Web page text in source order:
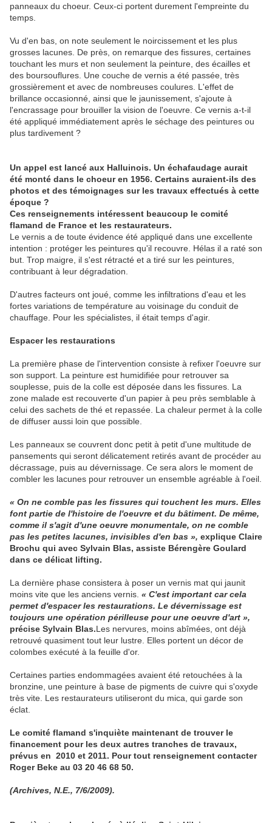
panneaux du choeur. Ceux-ci portent durement l'empreinte du
temps.
Vu d'en bas, on note seulement le noircissement et les plus
grosses lacunes. De près, on remarque des fissures, certaines
touchant les murs et non seulement la peinture, des écailles et
des boursouflures. Une couche de vernis a été passée, très
grossièrement et avec de nombreuses coulures. L'effet de
brillance occasionné, ainsi que le jaunissement, s'ajoute à
l'encrassage pour brouiller la vision de l'oeuvre. Ce vernis a-t-il
été appliqué immédiatement après le séchage des peintures ou
plus tardivement ?
Un appel est lancé aux Halluinois. Un échafaudage aurait
été monté dans le choeur en 1956. Certains auraient-ils des
photos et des témoignages sur les travaux effectués à cette
époque ?
Ces renseignements intéressent beaucoup le comité
flamand de France et les restaurateurs.
Le vernis a de toute évidence été appliqué dans une excellente
intention : protéger les peintures qu'il recouvre. Hélas il a raté son
but. Trop maigre, il s'est rétracté et a tiré sur les peintures,
contribuant à leur dégradation.
D'autres facteurs ont joué, comme les infiltrations d'eau et les
fortes variations de température au voisinage du conduit de
chauffage. Pour les spécialistes, il était temps d'agir.
Espacer les restaurations
La première phase de l'intervention consiste à refixer l'oeuvre sur
son support. La peinture est humidifiée pour retrouver sa
souplesse, puis de la colle est déposée dans les fissures. La
zone malade est recouverte d'un papier à peu près semblable à
celui des sachets de thé et repassée. La chaleur permet à la colle
de diffuser aussi loin que possible.
Les panneaux se couvrent donc petit à petit d'une multitude de
pansements qui seront délicatement retirés avant de procéder au
décrassage, puis au dévernissage. Ce sera alors le moment de
combler les lacunes pour retrouver un ensemble agréable à l'oeil.
« On ne comble pas les fissures qui touchent les murs. Elles
font partie de l'histoire de l'oeuvre et du bâtiment. De même,
comme il s'agit d'une oeuvre monumentale, on ne comble
pas les petites lacunes, invisibles d'en bas », explique Claire
Brochu qui avec Sylvain Blas, assiste Bérengère Goulard
dans ce délicat lifting.
La dernière phase consistera à poser un vernis mat qui jaunit
moins vite que les anciens vernis. « C'est important car cela
permet d'espacer les restaurations. Le dévernissage est
toujours une opération périlleuse pour une oeuvre d'art »,
précise Sylvain Blas.Les nervures, moins abîmées, ont déjà
retrouvé quasiment tout leur lustre. Elles portent un décor de
colombes exécuté à la feuille d'or.
Certaines parties endommagées avaient été retouchées à la
bronzine, une peinture à base de pigments de cuivre qui s'oxyde
très vite. Les restaurateurs utiliseront du mica, qui garde son
éclat.
Le comité flamand s'inquiète maintenant de trouver le
financement pour les deux autres tranches de travaux,
prévus en 2010 et 2011. Pour tout renseignement contacter
Roger Beke au 03 20 46 68 50.
(Archives, N.E., 7/6/2009).